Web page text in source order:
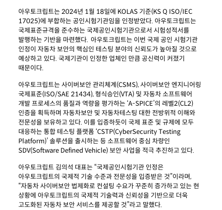
아우토크립트는2024년 1월 18일에 KOLAS 기준(KS Q ISO/IEC
17025)에 부합하는 공인시험기관임을 인정받았다. 아우토크립트는
국제표준규격을 준수하는 국제공인시험기관으로서 시험성적서를
발행하는 기반을 마련했다. 아우토크립트는 이번 국제 공인 시험기관
인정이 자동차 보안의 핵심인 테스팅 분야의 신뢰도가 높아질 것으로
예상하고 있다. 국제기관이 인정한 업체인 만큼 공신력이 커졌기
때문이다.
아우토크립트는 사이버보안 관리체계(CSMS), 사이버보안 엔지니어링
국제표준(ISO/SAE 21434), 형식승인(VTA) 및 자동차 소프트웨어
개발 프로세스의 품질과 역량을 평가하는 ‘A-SPICE’의 레벨2(CL2)
인증을 획득하며 자동차보안 및 자동차테스팅 대한 전방위적 이해와
전문성을 보유하고 있다. 이를 입증하듯이 국제 표준 및 규제에 모두
대응하는 통합 테스팅 플랫폼 ‘CSTP(CyberSecurity Testing
Platform)’ 솔루션을 출시하는 등 소프트웨어 중심 차량인
SDV(Software Defined Vehicle) 보안 사업을 적극 추진하고 있다.
아우토크립트 김의석 대표는 “국제공인시험기관 인정은
아우토크립트의 국제적 기술 수준과 전문성을 입증받은 것”이라며,
“자동차 사이버보안 법제화로 컨설팅 수요가 꾸준히 증가하고 있는 현
상황에 아우토크립트의 국제적 기술력과 신뢰성을 기반으로 더욱
고도화된 자동차 보안 서비스를 제공할 것”라고 말했다.